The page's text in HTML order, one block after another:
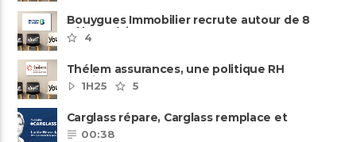
Bouygues Immobilier recrute autour de 8
pôles métiers
4
Thélem assurances, une politique RH
ambitieuse
1H25 5
Carglass répare, Carglass remplace et
Carglass embauche également.
00:38